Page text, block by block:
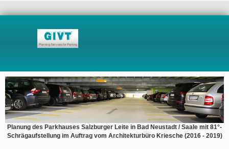
Planung des Parkhauses Salzburger Leite in Bad Neustadt / Saale mit 81°-
Schrägaufstellung im Auftrag vom Architekturbüro Kriesche (2016 - 2019)